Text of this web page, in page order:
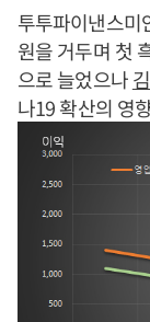
투투파이낸스미
원을 거두며 첫
으로 늘었으나
나19 확산의 영